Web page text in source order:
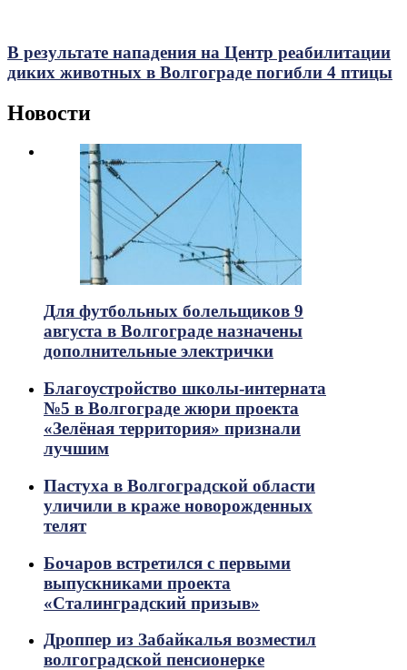
В результате нападения на Центр реабилитации
диких животных в Волгограде погибли 4 птицы
Новости
Для футбольных болельщиков 9
августа в Волгограде назначены
дополнительные электрички
Благоустройство школы-интерната
№5 в Волгограде жюри проекта
«Зелёная территория» признали
лучшим
Пастуха в Волгоградской области
уличили в краже новорожденных
телят
Бочаров встретился с первыми
выпускниками проекта
«Сталинградский призыв»
Дроппер из Забайкалья возместил
волгоградской пенсионерке